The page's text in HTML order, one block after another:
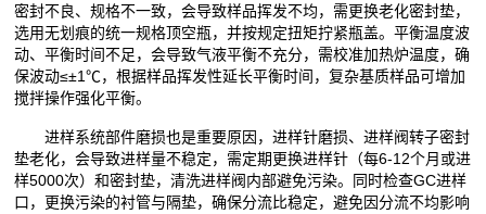
密封不良、规格不一致，会导致样品挥发不均，需更换老化密封垫，
选用无划痕的统一规格顶空瓶，并按规定扭矩拧紧瓶盖。平衡温度波
动、平衡时间不足，会导致气液平衡不充分，需校准加热炉温度，确
保波动≤±1℃，根据样品挥发性延长平衡时间，复杂基质样品可增加
搅拌操作强化平衡。
进样系统部件磨损也是重要原因，进样针磨损、进样阀转子密封
垫老化，会导致进样量不稳定，需定期更换进样针（每6-12个月或进
样5000次）和密封垫，清洗进样阀内部避免污染。同时检查GC进样
口，更换污染的衬管与隔垫，确保分流比稳定，避免因分流不均影响